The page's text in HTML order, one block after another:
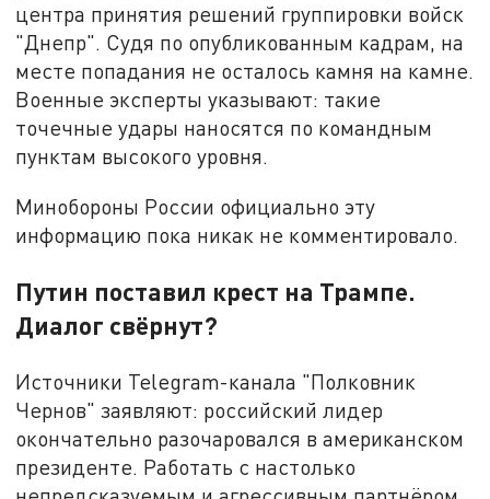
центра принятия решений группировки войск
"Днепр". Судя по опубликованным кадрам, на
месте попадания не осталось камня на камне.
Военные эксперты указывают: такие
точечные удары наносятся по командным
пунктам высокого уровня.
Минобороны России официально эту
информацию пока никак не комментировало.
Путин поставил крест на Трампе.
Диалог свёрнут?
Источники Telegram-канала "Полковник
Чернов" заявляют: российский лидер
окончательно разочаровался в американском
президенте. Работать с настолько